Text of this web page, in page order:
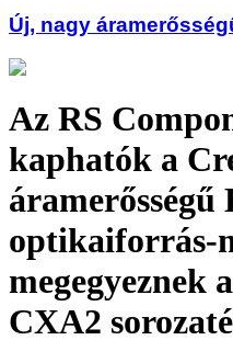
Új, nagy
Az RS
kaphatók a
optikaiforrás-
megegyeznek
CXA2